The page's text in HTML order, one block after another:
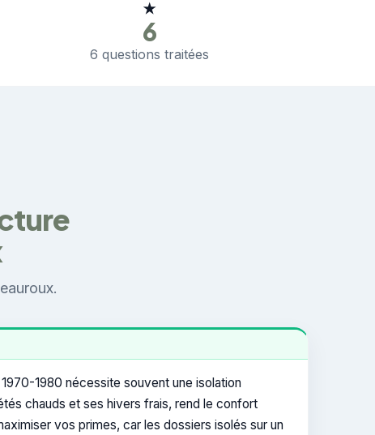
★
6
6 questions traitées
1980 nécessite souvent une isolation
chauds et ses hivers frais, rend le confort
vos primes, car les dossiers isolés sur un